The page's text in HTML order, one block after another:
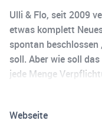
Ulli & Flo, seit 2009
etwas komplett
spontan
soll. Aber wie soll
jede Menge
gekauft. Ein mobiles
Webseite